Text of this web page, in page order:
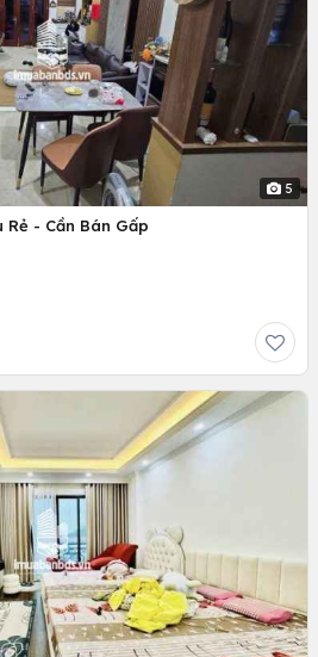
5
Rẻ - Cần Bán Gấp